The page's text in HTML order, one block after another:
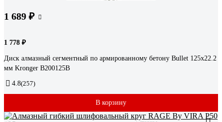
1 689 ₽
1 778 ₽
Диск алмазный сегментный по армированному бетону Bullet 125x22.2
мм Kronger B200125B
4.8(257)
В корзину